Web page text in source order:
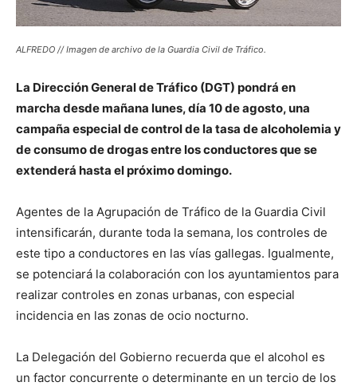
ALFREDO // Imagen de archivo de la Guardia Civil de Tráfico.
La Dirección General de Tráfico (DGT) pondrá en
marcha desde mañana lunes, día 10 de agosto, una
campaña especial de control de la tasa de alcoholemia y
de consumo de drogas entre los conductores que se
extenderá hasta el próximo domingo.
Agentes de la Agrupación de Tráfico de la Guardia Civil
intensificarán, durante toda la semana, los controles de
este tipo a conductores en las vías gallegas. Igualmente,
se potenciará la colaboración con los ayuntamientos para
realizar controles en zonas urbanas, con especial
incidencia en las zonas de ocio nocturno.
La Delegación del Gobierno recuerda que el alcohol es
un factor concurrente o determinante en un tercio de los